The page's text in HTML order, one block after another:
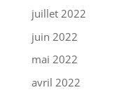
juillet 2022
juin 2022
mai 2022
avril 2022